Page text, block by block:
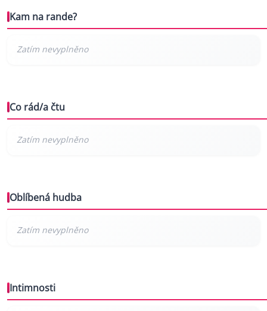
Kam na rande?
Co rád/a čtu
Oblíbená hudba
Intimnosti